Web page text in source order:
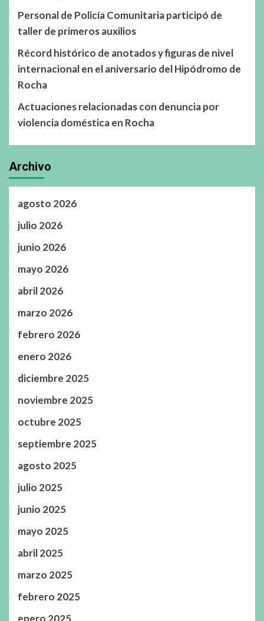
Personal de Policía Comunitaria participó de
taller de primeros auxilios
Récord histórico de anotados y figuras de nivel
internacional en el aniversario del Hipódromo de
Rocha
Actuaciones relacionadas con denuncia por
violencia doméstica en Rocha
Archivo
agosto 2026
julio 2026
junio 2026
mayo 2026
abril 2026
marzo 2026
febrero 2026
enero 2026
diciembre 2025
noviembre 2025
octubre 2025
septiembre 2025
agosto 2025
julio 2025
junio 2025
mayo 2025
abril 2025
marzo 2025
febrero 2025
enero 2025